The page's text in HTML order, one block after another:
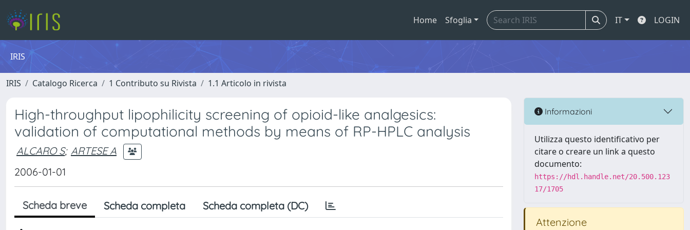
Home Sfoglia IT LOGIN
IRIS
IRIS Catalogo Ricerca 1 Contributo su Rivista 1.1 Articolo in rivista
High-throughput lipophilicity screening of opioid-like analgesics:
validation of computational methods by means of RP-HPLC analysis
ALCARO S; ARTESE A
2006-01-01
Scheda breve Scheda completa Scheda completa (DC)
Informazioni
Utilizza questo identificativo per
citare o creare un link a questo
documento:
https://hdl.handle.net/20.500.123
17/1705
Attenzione